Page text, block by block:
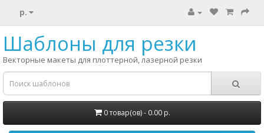
р.
Шаблоны для резки
Векторные макеты для плоттерной, лазерной резки
0 товар(ов) - 0.00 р.